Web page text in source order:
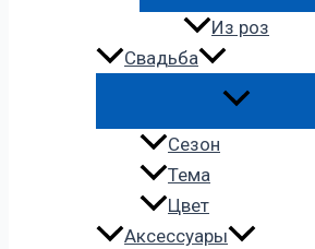
Из роз
Свадьба
Сезон
Тема
Цвет
Аксессуары